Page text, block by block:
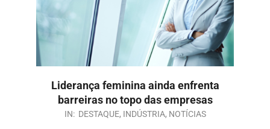
Liderança feminina ainda enfrenta
barreiras no topo das empresas
IN: DESTAQUE, INDÚSTRIA, NOTÍCIAS